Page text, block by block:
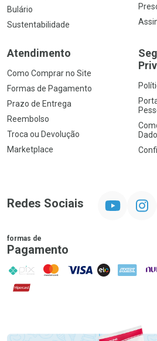
Bulário
Sustentabilidade
Atendimento
Como Comprar no Site
Formas de Pagamento
Prazo de Entrega
Reembolso
Troca ou Devolução
Marketplace
Redes Sociais
formas de
Pagamento
PIX MasterCard
VISA ELO AMEX
Hipercard